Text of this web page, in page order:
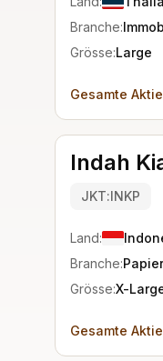
Branche:
Grösse:Large
Gesamte
Indah
JKT:INKP
Land:
Branche:
Grösse:X-
Gesamte